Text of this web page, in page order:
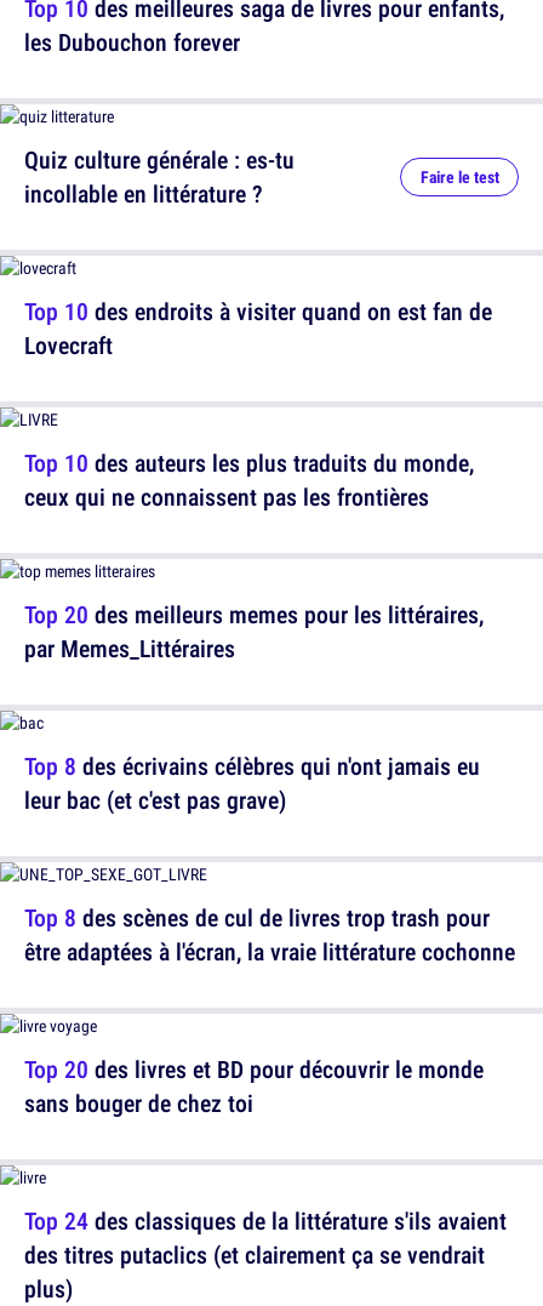
Quiz culture générale : es-tu
incollable en littérature ?
Faire le test
Top 10 des auteurs les plus traduits du monde,
ceux qui ne connaissent pas les frontières
Top 8 des écrivains célèbres qui n'ont jamais eu
leur bac (et c'est pas grave)
Top 20 des livres et BD pour découvrir le monde
sans bouger de chez toi
Top 10 des meilleures saga de livres pour enfants,
les Dubouchon forever
Top 10 des endroits à visiter quand on est fan de
Lovecraft
Top 20 des meilleurs memes pour les littéraires,
par Memes_Littéraires
Top 8 des scènes de cul de livres trop trash pour
être adaptées à l'écran, la vraie littérature cochonne
Top 24des classiques de la littérature s'ils avaient
des titres putaclics (et clairement ça se vendrait
plus)